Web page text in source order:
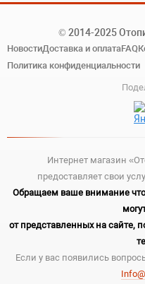
© 2014-2025
НовостиДоставка и оплатаFAQ
Политика конфиденциальности
Интернет магазин
предоставляет свои
Обращаем ваше внимание
от представленных на сайте,
Если у вас появились